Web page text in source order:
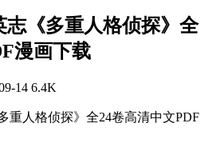
志《多重人格侦探》全
漫画下载
14 6.4K